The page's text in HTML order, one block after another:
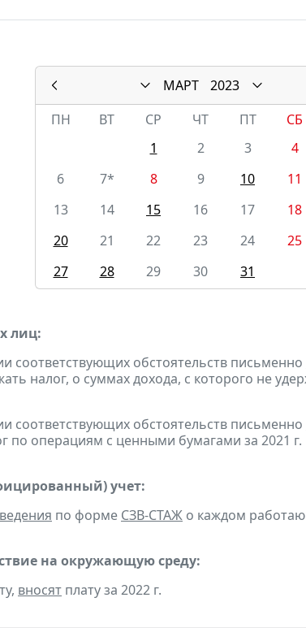
МАРТ
2023
ПН
ВТ СР ЧТ ПТ СБ
1
2 3 4
6
7* 8 9 10 11
13
14 15 16 17 18
20
21 22 23 24 25
27
28 29 30 31
лиц:
соответствующих обстоятельств письменно
налог, о суммах дохода, с которого не
соответствующих обстоятельств письменно
по операциям с ценными бумагами за 2021 г.
учет:
по форме СЗВ-СТАЖ о каждом
на окружающую среду:
вносят плату за 2022 г.